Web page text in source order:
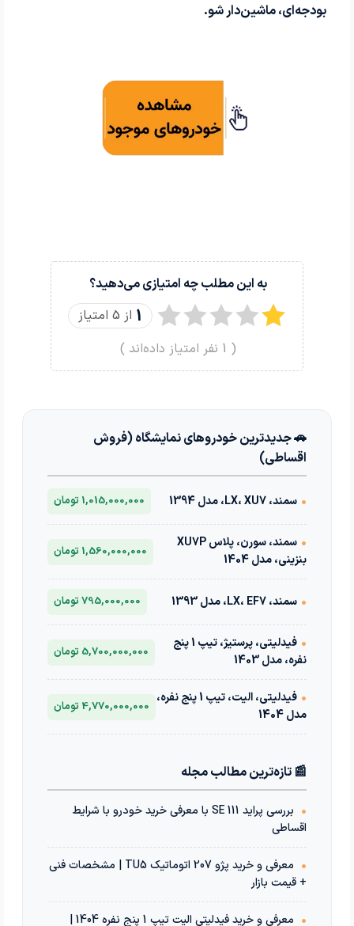
بودجه‌ای، ماشین‌دار شو.
به این مطلب چه امتیازی می‌دهید؟
1 از 5 امتیاز
(
1 نفر امتیاز داده‌اند )
🚗 جدیدترین خودروهای نمایشگاه (فروش
اقساطی)
• سمند، LX، XU7، مدل 1394 1,015,000,000 تومان
•
سمند، سورن، پلاس XU7P
بنزینی، مدل 1404
1,560,000,000 تومان
• سمند، LX، EF7، مدل 1393 795,000,000 تومان
•
فیدلیتی، پرستیژ، تیپ 1 پنج
نفره، مدل 1403
5,700,000,000 تومان
•
فیدلیتی، الیت، تیپ 1 پنج نفره،
مدل 1404
4,770,000,000 تومان
📰 تازه‌ترین مطالب مجله
•
بررسی پراید 111 SE با معرفی خرید خودرو با شرایط
اقساطی
•
معرفی و خرید پژو 207 اتوماتیک TU5 | مشخصات فنی
+ قیمت بازار
• معرفی و خرید فیدلیتی الیت تیپ 1 پنج نفره 1404 |